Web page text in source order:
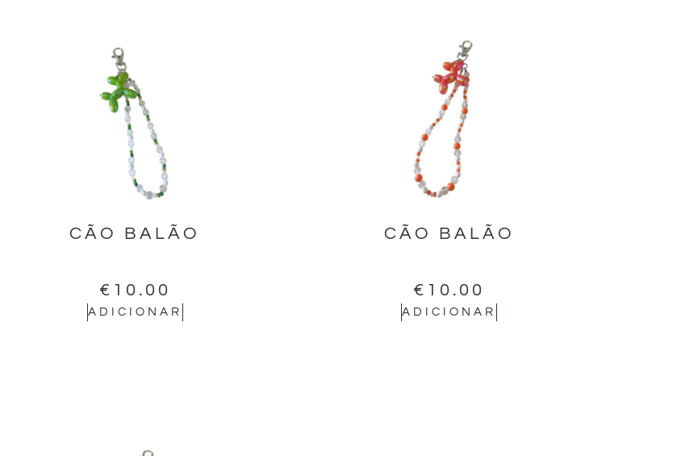
CÃO BALÃO
€ 10.00
ADICIONAR
CÃO BALÃO
€ 10.00
ADICIONAR